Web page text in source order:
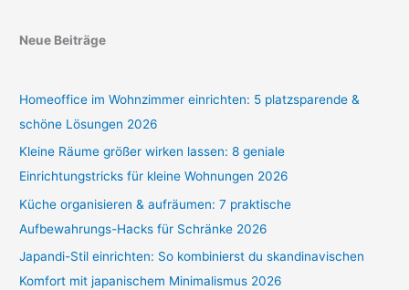
Neue Beiträge
Homeoffice im Wohnzimmer einrichten: 5 platzsparende &
schöne Lösungen 2026
Kleine Räume größer wirken lassen: 8 geniale
Einrichtungstricks für kleine Wohnungen 2026
Küche organisieren & aufräumen: 7 praktische
Aufbewahrungs-Hacks für Schränke 2026
Japandi-Stil einrichten: So kombinierst du skandinavischen
Komfort mit japanischem Minimalismus 2026